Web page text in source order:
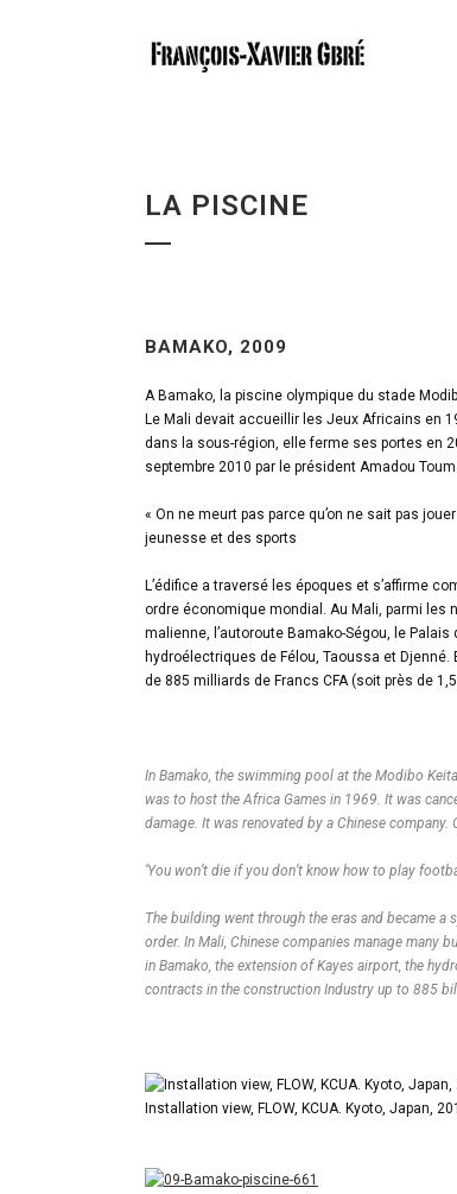
LA PISCINE
BAMAKO, 2009
A Bamako, la piscine olympique du stade
Le Mali devait accueillir les Jeux Africains en
dans la sous-région, elle ferme ses portes en
septembre 2010 par le président Amadou
« On ne meurt pas parce qu’on ne sait pas
jeunesse et des sports
L’édifice a traversé les époques et s’affirme
ordre économique mondial. Au Mali, parmi les
malienne, l’autoroute Bamako-Ségou, le
hydroélectriques de Félou, Taoussa et
de 885 milliards de Francs CFA (soit près de
In Bamako, the swimming pool at the Modibo
was to host the Africa Games in 1969. It was
damage. It was renovated by a Chinese
‘You won’t die if you don’t know how to play
The building went through the eras and became
order. In Mali, Chinese companies manage many
in Bamako, the extension of Kayes airport, the
contracts in the construction Industry up to 885
Installation view, FLOW, KCUA. Kyoto, Japan,